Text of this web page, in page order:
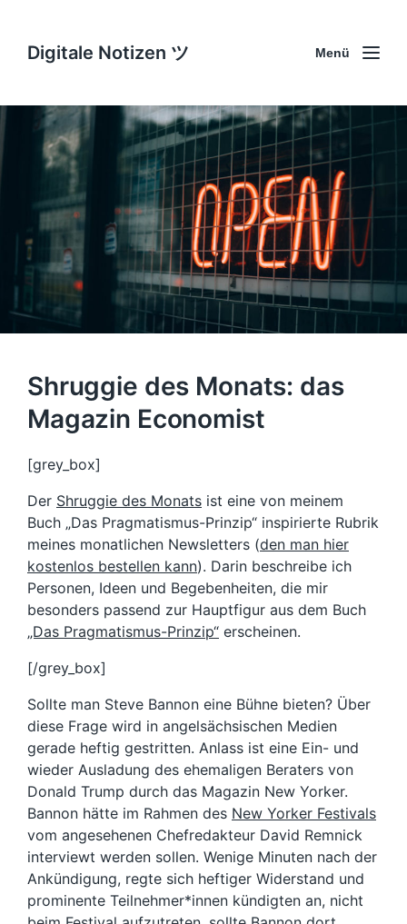
Digitale Notizen ツ Menü
Shruggie des Monats: das
Magazin Economist
[grey_box]
Der Shruggie des Monats ist eine von meinem
Buch „Das Pragmatismus-Prinzip“ inspirierte Rubrik
meines monatlichen Newsletters (den man hier
kostenlos bestellen kann). Darin beschreibe ich
Personen, Ideen und Begebenheiten, die mir
besonders passend zur Hauptfigur aus dem Buch
„Das Pragmatismus-Prinzip“ erscheinen.
[/grey_box]
Sollte man Steve Bannon eine Bühne bieten? Über
diese Frage wird in angelsächsischen Medien
gerade heftig gestritten. Anlass ist eine Ein- und
wieder Ausladung des ehemaligen Beraters von
Donald Trump durch das Magazin New Yorker.
Bannon hätte im Rahmen des New Yorker Festivals
vom angesehenen Chefredakteur David Remnick
interviewt werden sollen. Wenige Minuten nach der
Ankündigung, regte sich heftiger Widerstand und
prominente Teilnehmer*innen kündigten an, nicht